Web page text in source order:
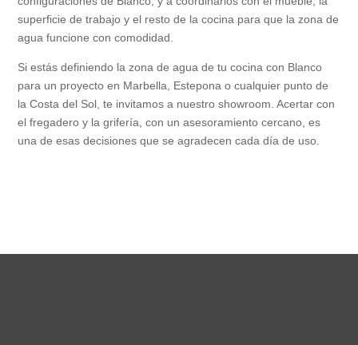
superficie de trabajo y el resto de la cocina para que la zona de
agua funcione con comodidad.
Si estás definiendo la zona de agua de tu cocina con Blanco
para un proyecto en Marbella, Estepona o cualquier punto de
la Costa del Sol, te invitamos a nuestro showroom. Acertar con
el fregadero y la grifería, con un asesoramiento cercano, es
una de esas decisiones que se agradecen cada día de uso.